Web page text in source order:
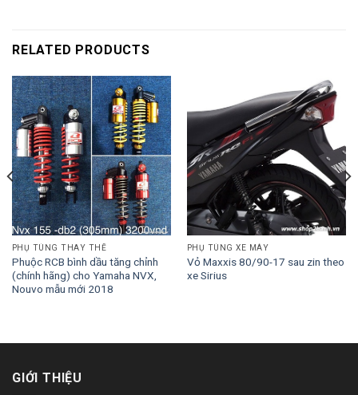
RELATED PRODUCTS
PHỤ TÙNG THAY THẾ
Phuộc RCB bình dầu tăng chỉnh
(chính hãng) cho Yamaha NVX,
Nouvo mẫu mới 2018
PHỤ TÙNG XE MÁY
Vỏ Maxxis 80/90-17 sau zin theo
xe Sirius
GIỚI THIỆU